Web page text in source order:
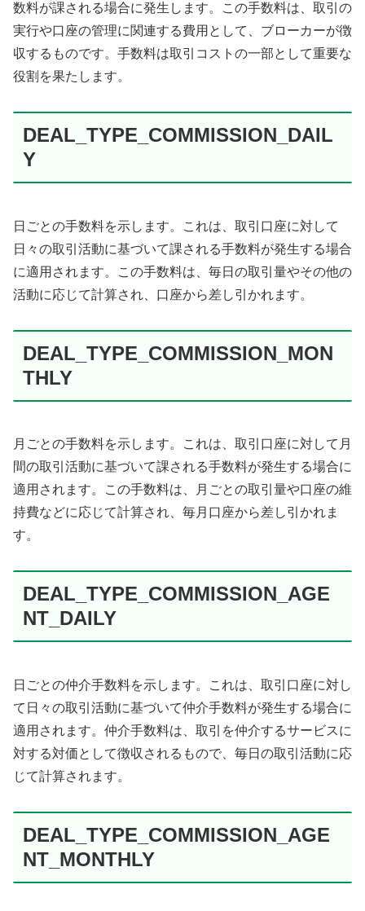
数料が課される場合に発生します。この手数料は、取引の
実行や口座の管理に関連する費用として、ブローカーが徴
収するものです。手数料は取引コストの一部として重要な
役割を果たします。
DEAL_TYPE_COMMISSION_DAIL
Y
日ごとの手数料を示します。これは、取引口座に対して
日々の取引活動に基づいて課される手数料が発生する場合
に適用されます。この手数料は、毎日の取引量やその他の
活動に応じて計算され、口座から差し引かれます。
DEAL_TYPE_COMMISSION_MON
THLY
月ごとの手数料を示します。これは、取引口座に対して月
間の取引活動に基づいて課される手数料が発生する場合に
適用されます。この手数料は、月ごとの取引量や口座の維
持費などに応じて計算され、毎月口座から差し引かれま
す。
DEAL_TYPE_COMMISSION_AGE
NT_DAILY
日ごとの仲介手数料を示します。これは、取引口座に対し
て日々の取引活動に基づいて仲介手数料が発生する場合に
適用されます。仲介手数料は、取引を仲介するサービスに
対する対価として徴収されるもので、毎日の取引活動に応
じて計算されます。
DEAL_TYPE_COMMISSION_AGE
NT_MONTHLY